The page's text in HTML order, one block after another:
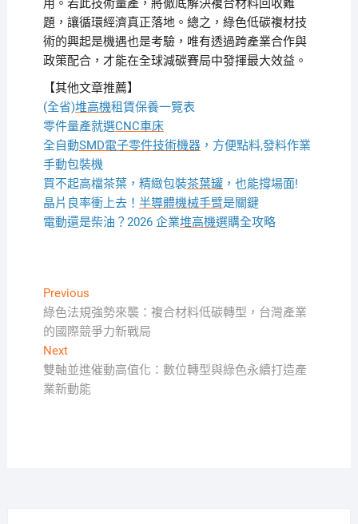
用。若此技術量產，將徹底解決複合材料回收難
題，讓循環經濟真正落地。總之，綠色低碳複材技
術的興起是機遇也是考驗，唯有透過跨產業合作與
政策配合，才能在全球減碳賽局中發揮最大效益。
【其他文章推薦】
(全省)堆高機租賃保養一覽表
零件量產就選CNC車床
全自動SMD電子零件技術機器，方便點料,發料作業
手動包裝機
買不起高檔茶葉，精緻包裝茶葉罐，也能撐場面!
晶片良率衝上去！ 半導體機械手臂是關鍵
電動還是柴油？2026 企業堆高機選購全攻略
文
章
導
覽
PreviousPrevious
post:
綠色法規強勢來襲：複合材料低碳轉型，台灣產業
的國際競爭力新戰局
NextNext
post:
雙軸並進催動高值化：數位轉型與綠色永續打造產
業新動能